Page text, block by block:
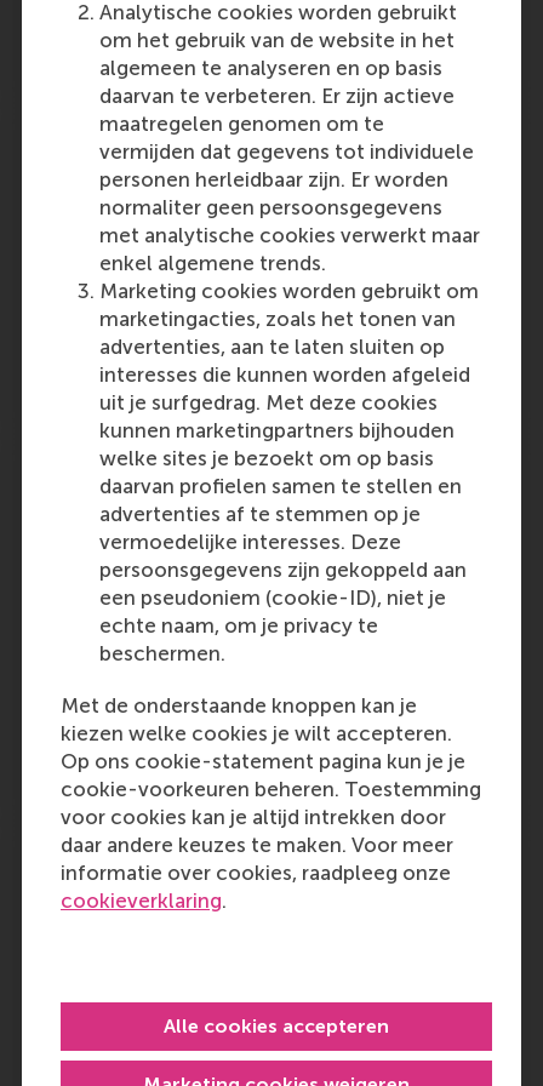
Analytische cookies worden gebruikt
om het gebruik van de website in het
algemeen te analyseren en op basis
daarvan te verbeteren. Er zijn actieve
maatregelen genomen om te
vermijden dat gegevens tot individuele
personen herleidbaar zijn. Er worden
normaliter geen persoonsgegevens
met analytische cookies verwerkt maar
enkel algemene trends.
Marketing cookies worden gebruikt om
marketingacties, zoals het tonen van
advertenties, aan te laten sluiten op
interesses die kunnen worden afgeleid
uit je surfgedrag. Met deze cookies
kunnen marketingpartners bijhouden
welke sites je bezoekt om op basis
daarvan profielen samen te stellen en
advertenties af te stemmen op je
vermoedelijke interesses. Deze
persoonsgegevens zijn gekoppeld aan
een pseudoniem (cookie-ID), niet je
echte naam, om je privacy te
beschermen.
Met de onderstaande knoppen kan je
kiezen welke cookies je wilt accepteren.
Op ons cookie-statement pagina kun je je
cookie-voorkeuren beheren. Toestemming
voor cookies kan je altijd intrekken door
daar andere keuzes te maken. Voor meer
informatie over cookies, raadpleeg onze
cookieverklaring.
Alle cookies accepteren
Friday, 24 May 2024
The Shifting Landscape of
Organizational Dynamics: Navigating AI
Disruption
Jana Retkowsky is billed to lead a conference
session at WorkTech Amsterdam.
Outlet:
WorkTech Amsterdam conference Media Type:
Online
Wednesday, 22 May 2024
Financial Times’ 2024 Exec Ed Rankings:
Elite U.S. Programs Missing From
‘Global’ Lists
An analysis of the usefulness of the FT's
ranking because some business schools
refuse to cooperate. RSM's ranking is included
in the list.
Outlet:
Yahoo! Finance Media Type:
Online
Monday, 20 May 2024
2024 Best 40-Under-40 MBA Professors:
Konstantina Valogianni, IE Business
School
now Associate Professor of Information
Systems and Technology at IE Business